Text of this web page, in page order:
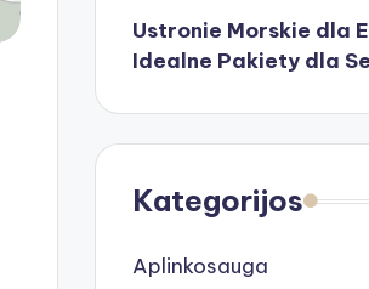
Ustronie Morskie dla
Idealne Pakiety dla
Kategorijos
Aplinkosauga